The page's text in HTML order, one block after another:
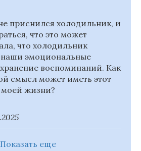
приснился холодильник, и
что это может
что холодильник
эмоциональные
воспоминаний. Как
смысл может иметь этот
моей жизни?
Показать еще